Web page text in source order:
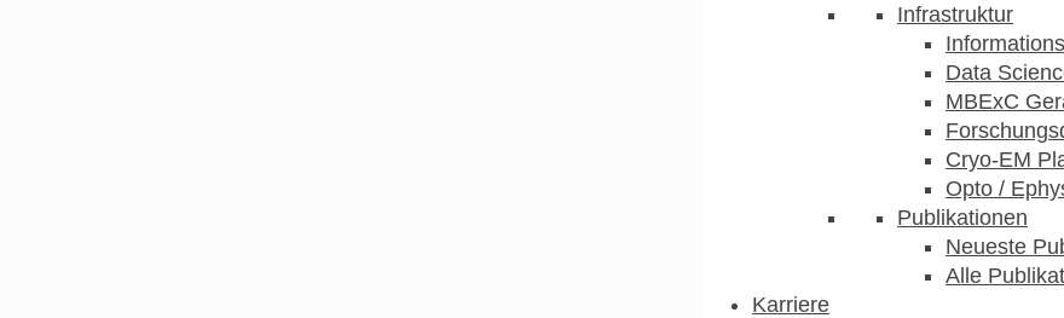
Infrastruktur
Data
MBExC
Cryo-EM
Opto /
Publikationen
Neueste
Alle
Karriere